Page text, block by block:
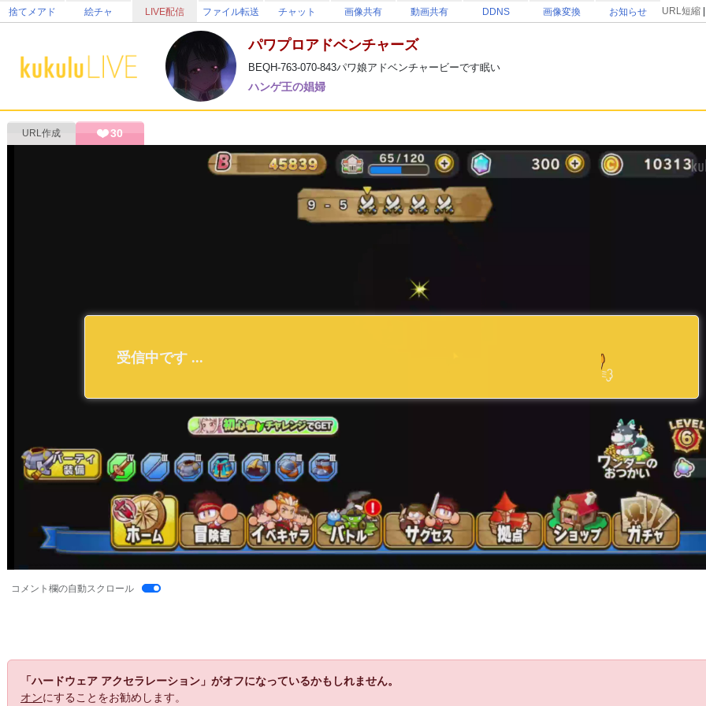
捨てメアド 絵チャ LIVE配信 ファイル転送 チャット 画像共有 動画共有 DDNS 画像変換 お知らせ URL短縮
パワプロアドベンチャーズ
BEQH-763-070-843パワ娘アドベンチャービーです眠い
ハンゲ王の娼婦
URL作成 30
コメント欄の自動スクロール
「ハードウェア アクセラレーション」がオフになっているかもしれません。
オンにすることをお勧めします。